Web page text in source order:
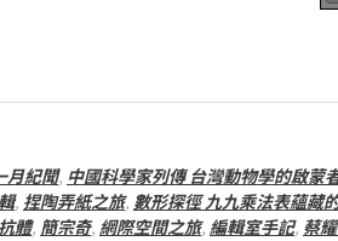
月紀聞, 中國科學家列傳 台灣動物學的啟蒙
, 捏陶弄紙之旅, 數形探徑 九九乘法表蘊藏
體, 簡宗奇, 網際空間之旅, 編輯室手記, 蔡